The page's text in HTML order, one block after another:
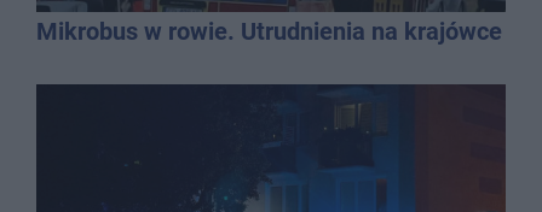
Mikrobus w rowie. Utrudnienia na krajówce